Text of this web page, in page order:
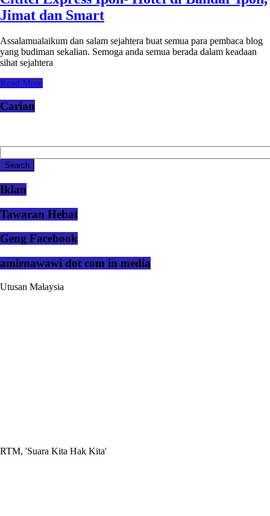
Jimat dan Smart
Assalamualaikum dan salam sejahtera buat semua para pembaca blog
yang budiman sekalian. Semoga anda semua berada dalam keadaan
sihat sejahtera
Read More
Carian
Iklan
Tawaran Hebat
Geng Facebook
amirnawawi dot com in media
Utusan Malaysia
RTM, 'Suara Kita Hak Kita'